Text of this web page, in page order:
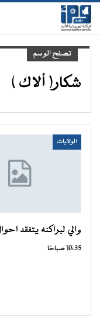
تصفح الوسم
شكار( ألاك )
الولايات
والي لبراكنه يتفقد
10:35 صباحًا